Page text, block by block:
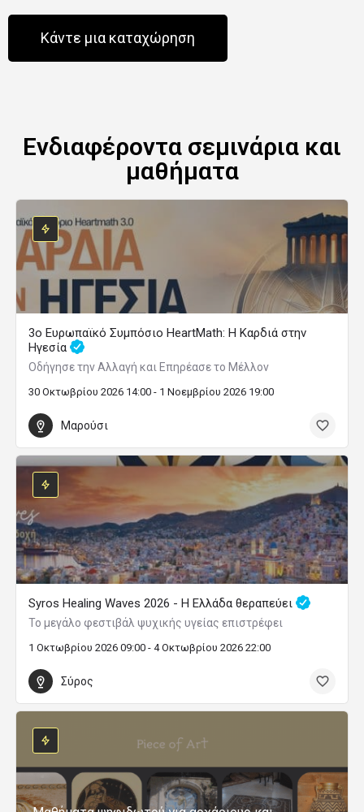
Κάντε μια καταχώρηση
Ενδιαφέροντα σεμινάρια και
μαθήματα
3ο Ευρωπαϊκό Συμπόσιο HeartMath: Η Καρδιά στην
Ηγεσία
Οδήγησε την Αλλαγή και Επηρέασε το Μέλλον
30 Οκτωβρίου 2026 14:00 - 1 Νοεμβρίου 2026 19:00
Μαρούσι
Syros Healing Waves 2026 - Η Ελλάδα θεραπεύει
Το μεγάλο φεστιβάλ ψυχικής υγείας επιστρέφει
1 Οκτωβρίου 2026 09:00 - 4 Οκτωβρίου 2026 22:00
Σύρος